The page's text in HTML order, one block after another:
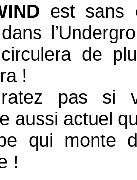
est sans
de
!
pas si
aussi actuel
qui monte
!